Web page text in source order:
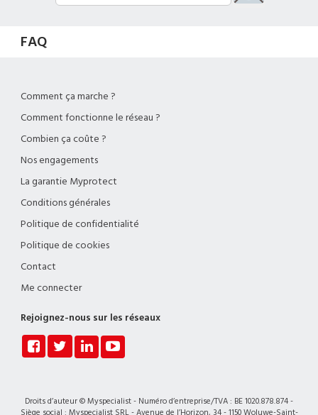
FAQ
Comment ça marche ?
Comment fonctionne le réseau ?
Combien ça coûte ?
Nos engagements
La garantie Myprotect
Conditions générales
Politique de confidentialité
Politique de cookies
Contact
Me connecter
Rejoignez-nous sur les réseaux
Droits d’auteur © Myspecialist - Numéro d’entreprise/TVA : BE 1020.878.874 -